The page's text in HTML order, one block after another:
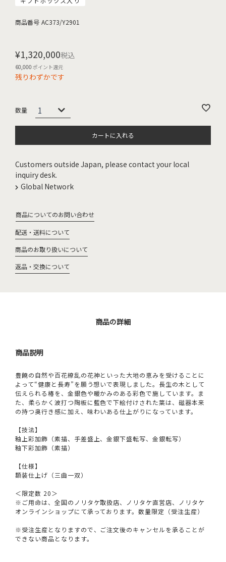
商品番号 AC373/Y2901
¥1,320,000税込
60,000ポイント還元
残りわずかです
カートに入れる
Customers outside Japan, please contact your local
inquiry desk.
Global Network
商品についてのお問い合わせ
配送・送料について
商品のお取り扱いについて
返品・交換について
商品の詳細
商品説明
豊饒の自然や百花繚乱の花神といった大地の恵みを受けることに
よって“健康と長寿”を願う想いで表現しました。長生の木として
伝えられる椿を、金銀色や暖かみのある彩色で施しています。ま
た、柔らかく波打つ陶板に藍色で下絵付けされた葉は、磁器本来
の持つ奥行き感に加え、味わいある仕上がりになっています。
【技法】
釉上彩加飾（素描、手差盛上、金銀下盛転写、金銀転写）
釉下彩加飾（素描）
【仕様】
額装仕上げ（三曲一双）
＜限定数 20＞
※ご用命は、全国のノリタケ取扱店、ノリタケ直営店、ノリタケ
オンラインショップにて承っております。数量限定（受注生産）
※受注生産となりますので、ご注文後のキャンセルを承ることが
できない商品となります。